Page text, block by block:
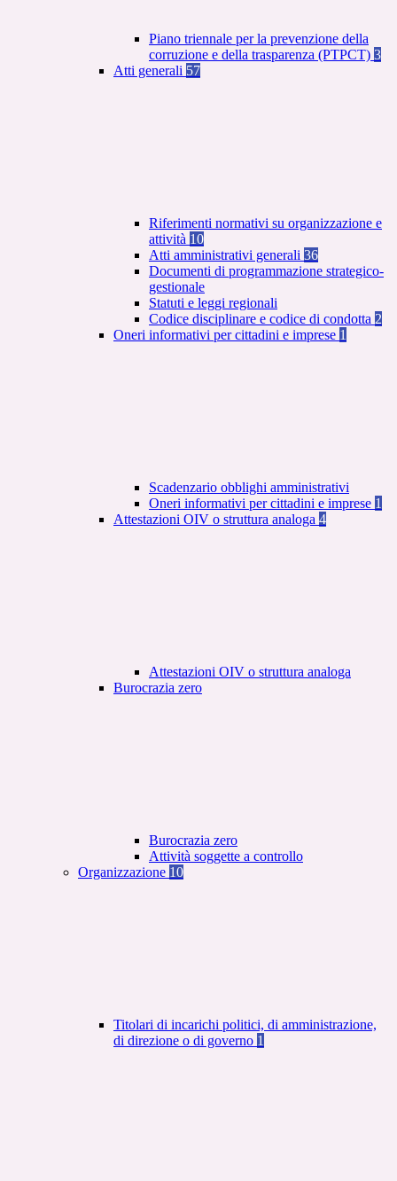
Piano triennale per la prevenzione della
corruzione e della trasparenza (PTPCT) 3
Atti generali 57
Riferimenti normativi su organizzazione e
attività 10
Atti amministrativi generali 36
Documenti di programmazione strategico-
gestionale
Statuti e leggi regionali
Codice disciplinare e codice di condotta 2
Oneri informativi per cittadini e imprese 1
Scadenzario obblighi amministrativi
Oneri informativi per cittadini e imprese 1
Attestazioni OIV o struttura analoga 4
Attestazioni OIV o struttura analoga
Burocrazia zero
Burocrazia zero
Attività soggette a controllo
Organizzazione 10
Titolari di incarichi politici, di amministrazione,
di direzione o di governo 1